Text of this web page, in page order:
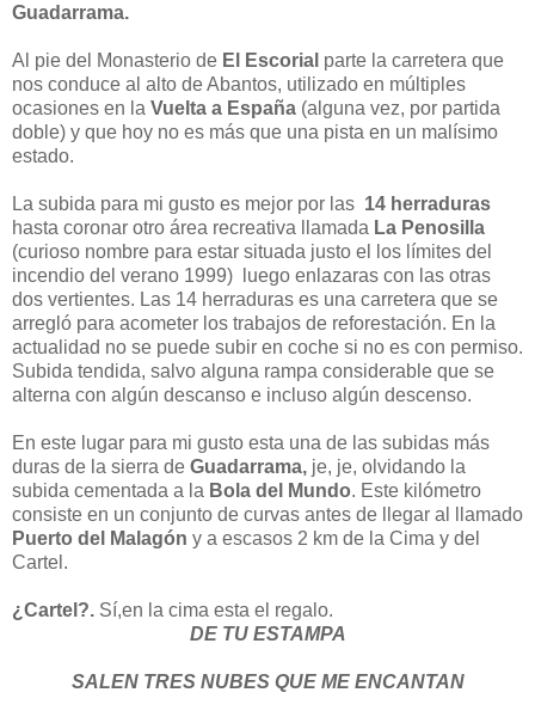
Guadarrama.
Al pie del Monasterio de El Escorial parte la carretera que
nos conduce al alto de Abantos, utilizado en múltiples
ocasiones en la Vuelta a España (alguna vez, por partida
doble) y que hoy no es más que una pista en un malísimo
estado.
La subida para mi gusto es mejor por las 14 herraduras
hasta coronar otro área recreativa llamada La Penosilla
(curioso nombre para estar situada justo el los límites del
incendio del verano 1999) luego enlazaras con las otras
dos vertientes. Las 14 herraduras es una carretera que se
arregló para acometer los trabajos de reforestación. En la
actualidad no se puede subir en coche si no es con permiso.
Subida tendida, salvo alguna rampa considerable que se
alterna con algún descanso e incluso algún descenso.
En este lugar para mi gusto esta una de las subidas más
duras de la sierra de Guadarrama, je, je, olvidando la
subida cementada a la Bola del Mundo. Este kilómetro
consiste en un conjunto de curvas antes de llegar al llamado
Puerto del Malagón y a escasos 2 km de la Cima y del
Cartel.
¿Cartel?. Sí,en la cima esta el regalo.
DE TU ESTAMPA
SALEN TRES NUBES QUE ME ENCANTAN